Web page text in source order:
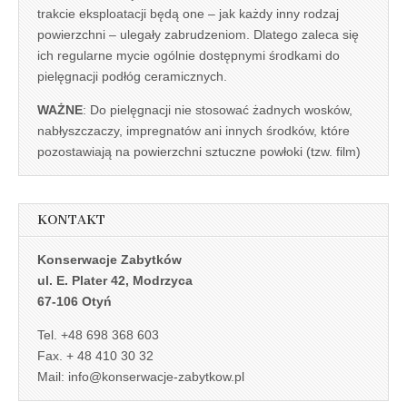
trakcie eksploatacji będą one – jak każdy inny rodzaj
powierzchni – ulegały zabrudzeniom. Dlatego zaleca się
ich regularne mycie ogólnie dostępnymi środkami do
pielęgnacji podłóg ceramicznych.
WAŻNE: Do pielęgnacji nie stosować żadnych wosków,
nabłyszczaczy, impregnatów ani innych środków, które
pozostawiają na powierzchni sztuczne powłoki (tzw. film)
KONTAKT
Konserwacje Zabytków
ul. E. Plater 42, Modrzyca
67-106 Otyń
Tel. +48 698 368 603
Fax. + 48 410 30 32
Mail: info@konserwacje-zabytkow.pl